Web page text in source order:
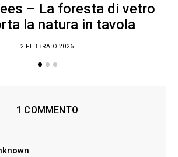
– La foresta di vetro
la natura in tavola
2 FEBBRAIO 2026
1 COMMENTO